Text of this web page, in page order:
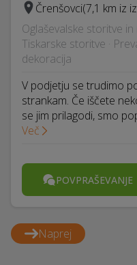
Črenšovci(7,1 km iz
Oglaševalske storitve in
Tiskarske storitve ·
dekoracija
V podjetju se trudimo
strankam. Če iščete
se jim prilagodi, smo
Več
POVPRAŠEVANJE
Naprej